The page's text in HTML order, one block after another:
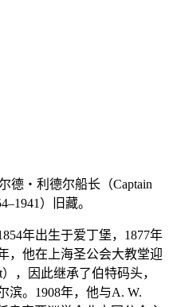
德 ・ 利德尔船长（Captain
）旧藏。
年出生于爱丁堡， 1877年
，他在上海圣公会大教堂迎
），因此继承了伯特码头，
滨。 1908年，他与A. W.